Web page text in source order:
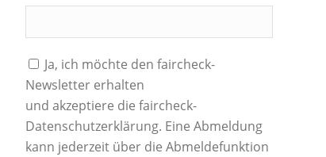
Ja, ich möchte den faircheck-
Newsletter erhalten
und akzeptiere die faircheck-
Datenschutzerklärung. Eine Abmeldung
kann jederzeit über die Abmeldefunktion